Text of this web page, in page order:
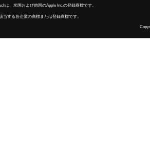
は、米国および他国のApple Inc.の登録商標です。
する各企業の商標または登録商標です。